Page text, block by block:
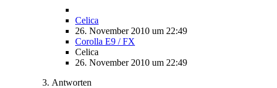
Celica
26. November 2010 um 22:49
Corolla E9 / FX
Celica
26. November 2010 um 22:49
Antworten